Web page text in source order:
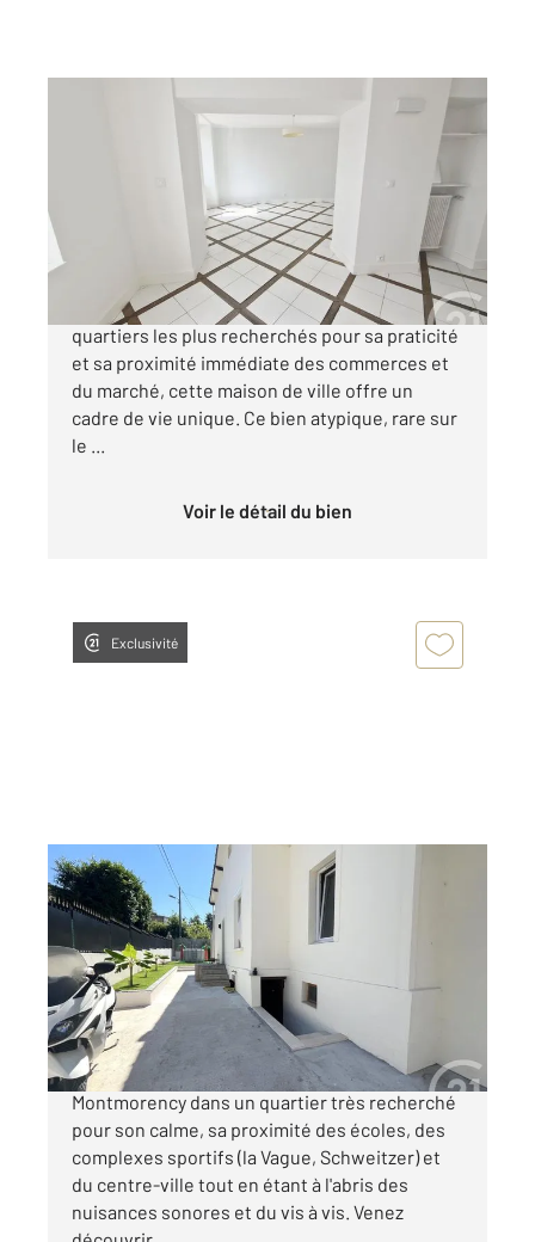
SOISY SOUS MONTMORENCY 95
, 5 pièces
Maison à vendre
249 900 €
Située en plein centre-ville, dans l'un des
quartiers les plus recherchés pour sa praticité
et sa proximité immédiate des commerces et
du marché, cette maison de ville offre un
cadre de vie unique. Ce bien atypique, rare sur
le ...
Voir le détail du bien
Exclusivité
SOISY SOUS MONTMORENCY 95
83,20 m2, 5 pièces
Ref : 4848
Maison à vendre
450 000 €
SOISY-SOUS-MONTMORENCY, limite
Montmorency dans un quartier très recherché
pour son calme, sa proximité des écoles, des
complexes sportifs (la Vague, Schweitzer) et
du centre-ville tout en étant à l'abris des
nuisances sonores et du vis à vis. Venez